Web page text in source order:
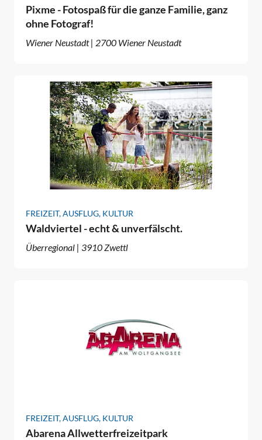
Pixme - Fotospaß für die ganze Familie, ganz
ohne Fotograf!
Wiener Neustadt | 2700 Wiener Neustadt
FREIZEIT, AUSFLUG, KULTUR
Waldviertel - echt & unverfälscht.
Überregional | 3910 Zwettl
FREIZEIT, AUSFLUG, KULTUR
Abarena Allwetterfreizeitpark